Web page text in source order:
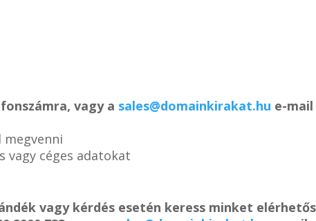
vagy a sales@domainkirakat.hu e-
megvenni
vagy céges adatokat
vagy kérdés esetén keress minket